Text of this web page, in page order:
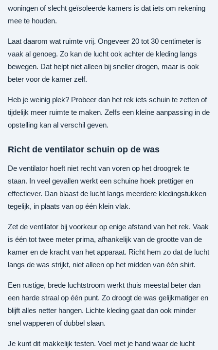
woningen of slecht geïsoleerde kamers is dat iets om rekening
mee te houden.
Laat daarom wat ruimte vrij. Ongeveer 20 tot 30 centimeter is
vaak al genoeg. Zo kan de lucht ook achter de kleding langs
bewegen. Dat helpt niet alleen bij sneller drogen, maar is ook
beter voor de kamer zelf.
Heb je weinig plek? Probeer dan het rek iets schuin te zetten of
tijdelijk meer ruimte te maken. Zelfs een kleine aanpassing in de
opstelling kan al verschil geven.
Richt de ventilator schuin op de was
De ventilator hoeft niet recht van voren op het droogrek te
staan. In veel gevallen werkt een schuine hoek prettiger en
effectiever. Dan blaast de lucht langs meerdere kledingstukken
tegelijk, in plaats van op één klein vlak.
Zet de ventilator bij voorkeur op enige afstand van het rek. Vaak
is één tot twee meter prima, afhankelijk van de grootte van de
kamer en de kracht van het apparaat. Richt hem zo dat de lucht
langs de was strijkt, niet alleen op het midden van één shirt.
Een rustige, brede luchtstroom werkt thuis meestal beter dan
een harde straal op één punt. Zo droogt de was gelijkmatiger en
blijft alles netter hangen. Lichte kleding gaat dan ook minder
snel wapperen of dubbel slaan.
Je kunt dit makkelijk testen. Voel met je hand waar de lucht